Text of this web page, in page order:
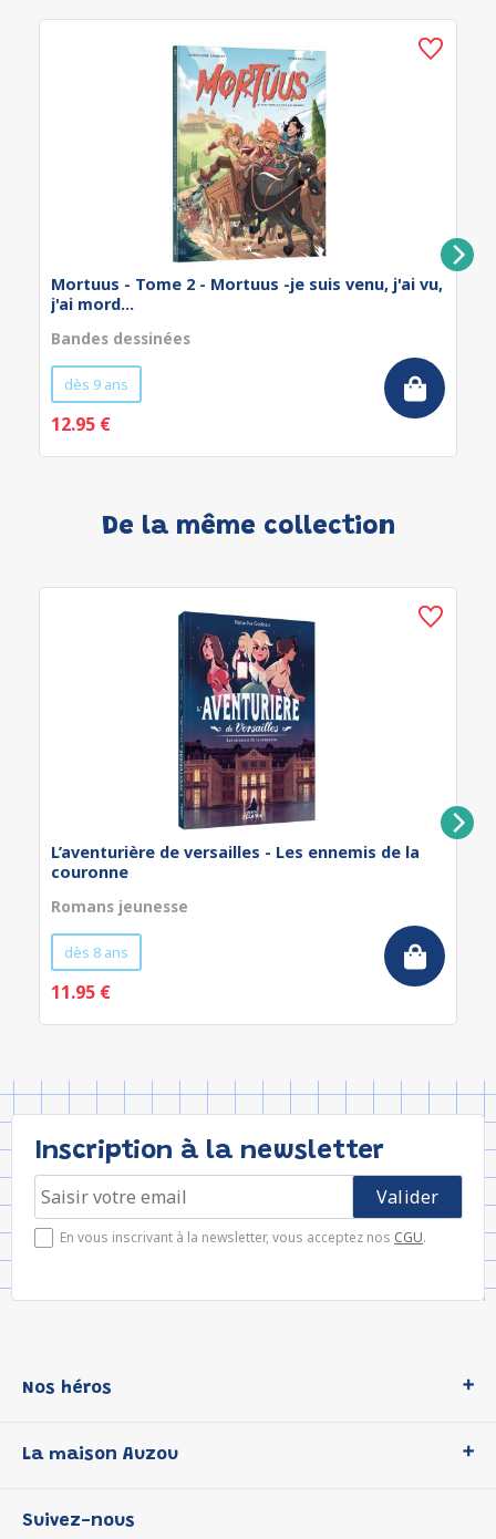
Mortuus - Tome 2 - Mortuus -je suis venu, j'ai vu,
j'ai mord...
Bandes dessinées
dès 9 ans
12.95 €
De la même collection
L’aventurière de versailles - Les ennemis de la
couronne
Romans jeunesse
dès 8 ans
11.95 €
Inscription à la newsletter
En vous inscrivant à la newsletter, vous acceptez nos CGU.
Nos héros
P'tit Loup
Les Influenceuses
La maison Auzou
Notre histoire
Suivez-nous